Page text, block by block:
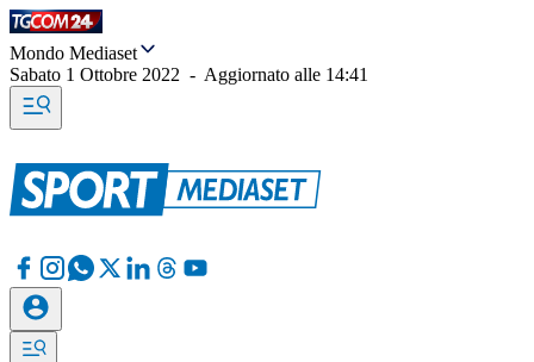
Mondo Mediaset
Sabato 1 Ottobre 2022 - Aggiornato alle 14:41